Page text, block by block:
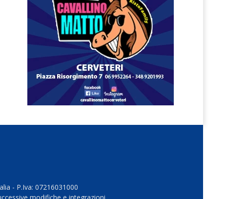
- P.Iva: 07216031000